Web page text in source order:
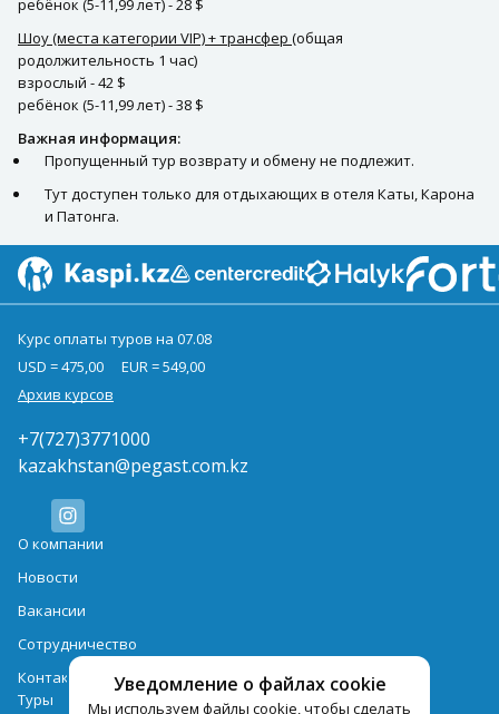
ребёнок (5-11,99 лет) - 28 $
Шоу (места категории VIP) + трансфер (общая
родолжительность 1 час)
взрослый - 42 $
ребёнок (5-11,99 лет) - 38 $
Важная информация:
Пропущенный тур возврату и обмену не подлежит.
Тут доступен только для отдыхающих в отеля Каты, Карона
и Патонга.
Уведомление о файлах cookie
Мы используем файлы cookie, чтобы сделать
Курс оплаты туров на 07.08
USD = 475,00
EUR = 549,00
Архив курсов
+7(727)3771000
kazakhstan@pegast.com.kz
О компании
Новости
Вакансии
Сотрудничество
Контактная информация
Туры